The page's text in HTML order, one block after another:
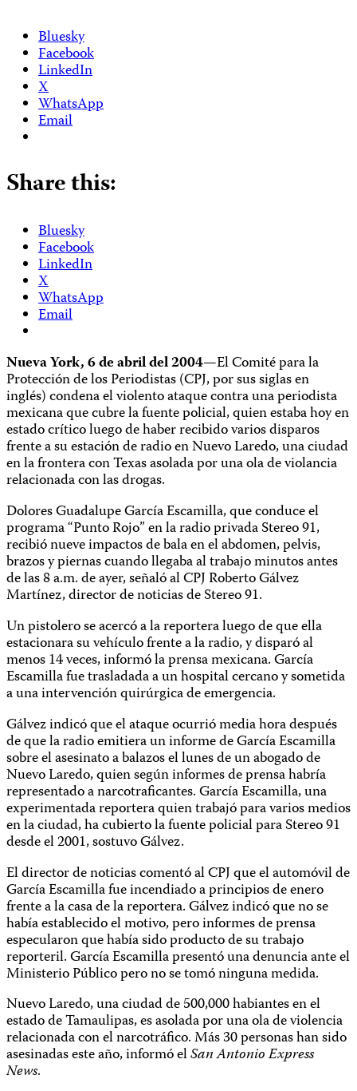
Bluesky
Facebook
LinkedIn
X
WhatsApp
Email
Share this:
Bluesky
Facebook
LinkedIn
X
WhatsApp
Email
Nueva York, 6 de abril del 2004—El Comité para la
Protección de los Periodistas (CPJ, por sus siglas en
inglés) condena el violento ataque contra una periodista
mexicana que cubre la fuente policial, quien estaba hoy en
estado crítico luego de haber recibido varios disparos
frente a su estación de radio en Nuevo Laredo, una ciudad
en la frontera con Texas asolada por una ola de violancia
relacionada con las drogas.
Dolores Guadalupe García Escamilla, que conduce el
programa “Punto Rojo” en la radio privada Stereo 91,
recibió nueve impactos de bala en el abdomen, pelvis,
brazos y piernas cuando llegaba al trabajo minutos antes
de las 8 a.m. de ayer, señaló al CPJ Roberto Gálvez
Martínez, director de noticias de Stereo 91.
Un pistolero se acercó a la reportera luego de que ella
estacionara su vehículo frente a la radio, y disparó al
menos 14 veces, informó la prensa mexicana. García
Escamilla fue trasladada a un hospital cercano y sometida
a una intervención quirúrgica de emergencia.
Gálvez indicó que el ataque ocurrió media hora después
de que la radio emitiera un informe de García Escamilla
sobre el asesinato a balazos el lunes de un abogado de
Nuevo Laredo, quien según informes de prensa habría
representado a narcotraficantes. García Escamilla, una
experimentada reportera quien trabajó para varios medios
en la ciudad, ha cubierto la fuente policial para Stereo 91
desde el 2001, sostuvo Gálvez.
El director de noticias comentó al CPJ que el automóvil de
García Escamilla fue incendiado a principios de enero
frente a la casa de la reportera. Gálvez indicó que no se
había establecido el motivo, pero informes de prensa
especularon que había sido producto de su trabajo
reporteril. García Escamilla presentó una denuncia ante el
Ministerio Público pero no se tomó ninguna medida.
Nuevo Laredo, una ciudad de 500,000 habiantes en el
estado de Tamaulipas, es asolada por una ola de violencia
relacionada con el narcotráfico. Más 30 personas han sido
asesinadas este año, informó elSan Antonio Express
News.